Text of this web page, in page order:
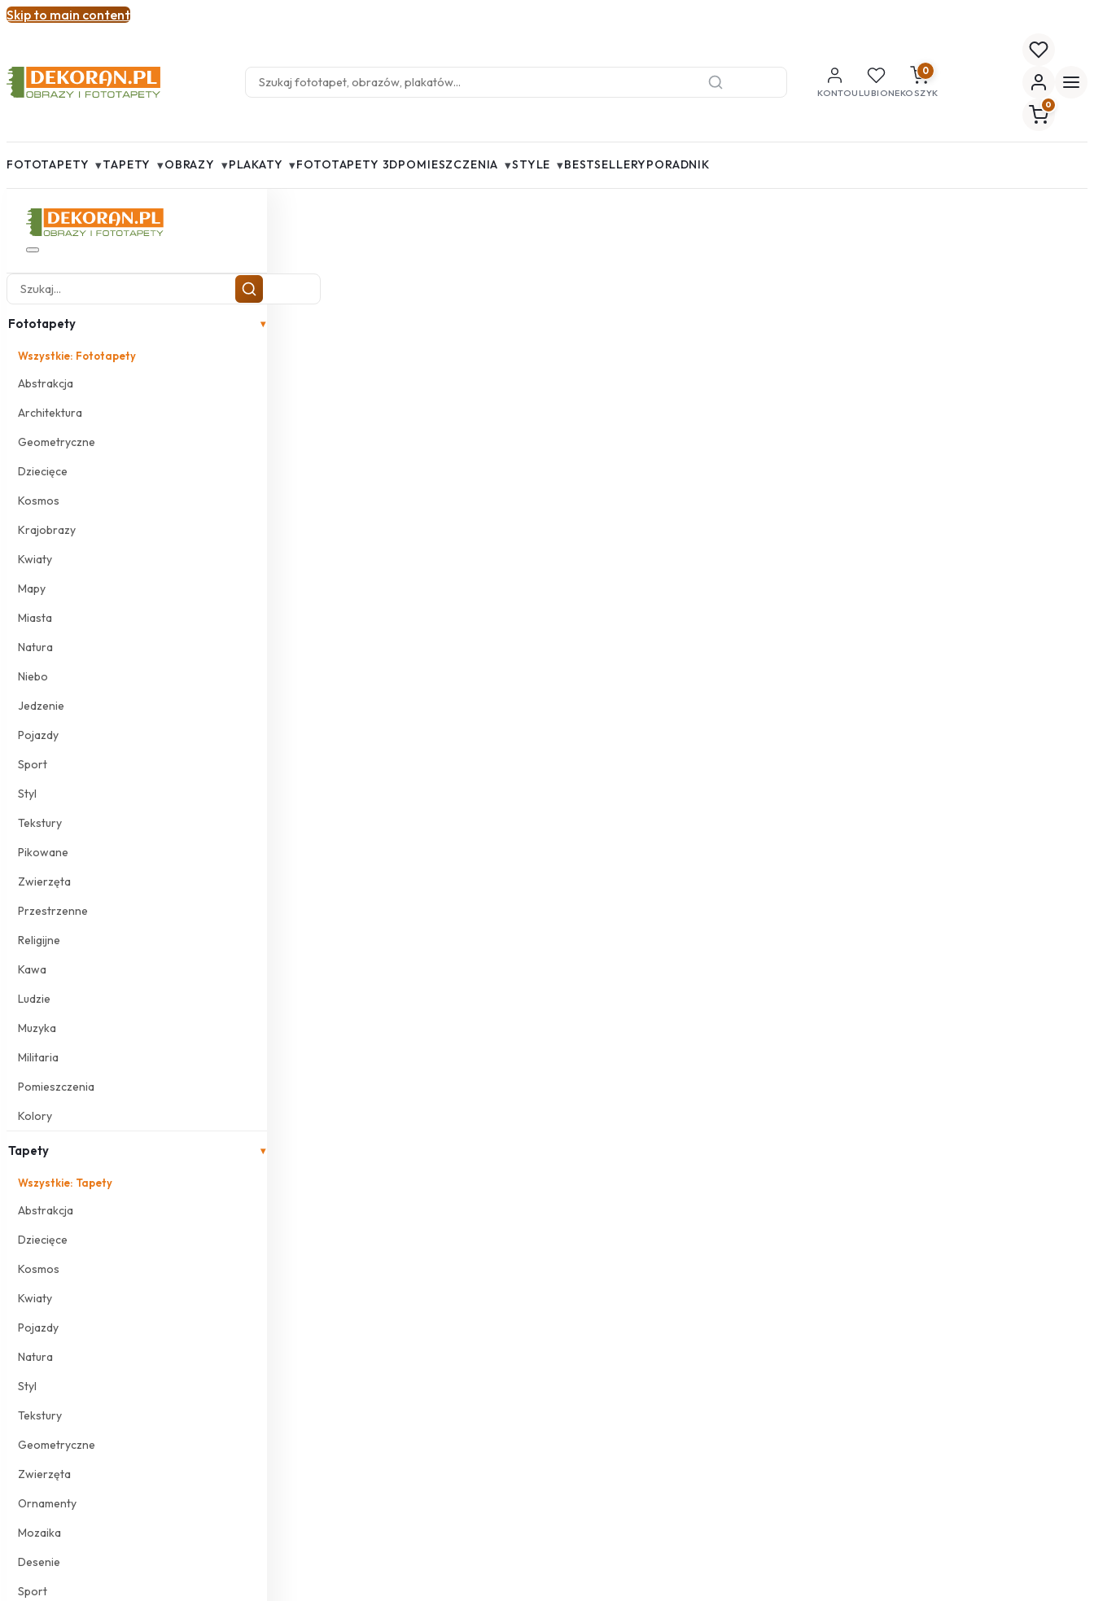
Skip to main content
KONTOULUBIONE
0
KOSZYK
0
FOTOTAPETY ▾TAPETY ▾OBRAZY ▾PLAKATY ▾FOTOTAPETY 3DPOMIESZCZENIA ▾STYLE ▾BESTSELLERYPORADNIK
Fototapety ▾
Wszystkie: Fototapety
Abstrakcja
Architektura
Geometryczne
Dziecięce
Kosmos
Krajobrazy
Kwiaty
Mapy
Miasta
Natura
Niebo
Jedzenie
Pojazdy
Sport
Styl
Tekstury
Pikowane
Zwierzęta
Przestrzenne
Religijne
Kawa
Ludzie
Muzyka
Militaria
Pomieszczenia
Kolory
Tapety ▾
Wszystkie: Tapety
Abstrakcja
Dziecięce
Kosmos
Kwiaty
Pojazdy
Natura
Styl
Tekstury
Geometryczne
Zwierzęta
Ornamenty
Mozaika
Desenie
Sport